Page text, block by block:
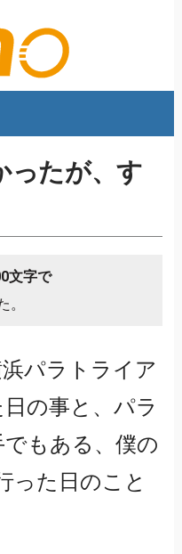
ったが、す
文字で
。
パラトライア
の事と、パラ
もある、僕の
った日のこと